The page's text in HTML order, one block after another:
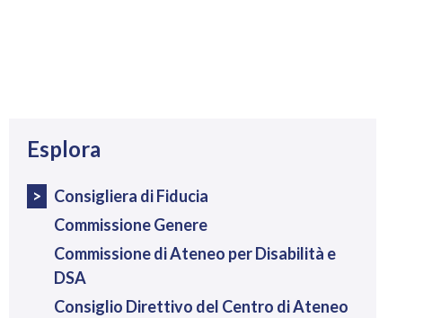
Esplora
Consigliera di Fiducia
Commissione Genere
Commissione di Ateneo per Disabilità e
DSA
Consiglio Direttivo del Centro di Ateneo